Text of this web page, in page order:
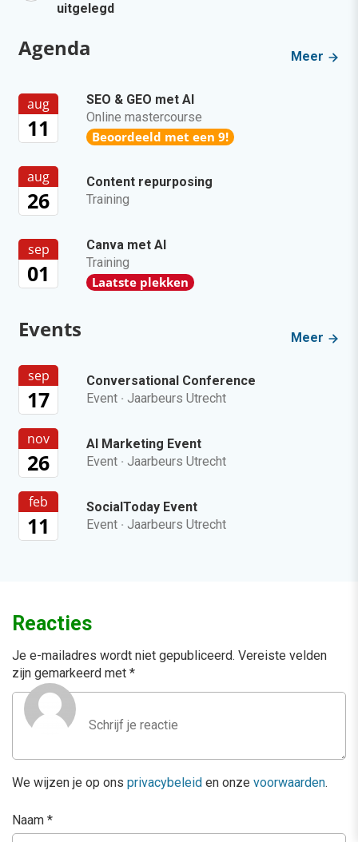
uitgelegd
Agenda Meer
aug
11
SEO & GEO met AI
Online mastercourse
Beoordeeld met een 9!
aug
26
Content repurposing
Training
sep
01
Canva met AI
Training
Laatste plekken
Events Meer
sep
17
Conversational Conference
Event · Jaarbeurs Utrecht
nov
26
AI Marketing Event
Event · Jaarbeurs Utrecht
feb
11
SocialToday Event
Event · Jaarbeurs Utrecht
Reacties
Je e-mailadres wordt niet gepubliceerd. Vereiste velden
zijn gemarkeerd met *
We wijzen je op ons privacybeleid en onze voorwaarden.
Naam *